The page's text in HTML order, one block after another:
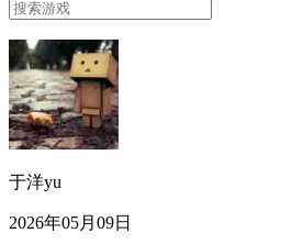
于洋yu
2026年05月09日